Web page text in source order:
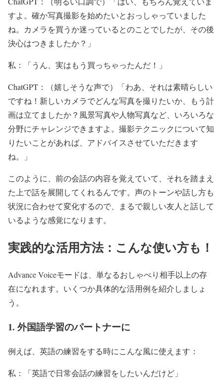
すよ。確か写真撮影を始めたいとおっしゃっていました
ね。カメラを買うか迷っているとのことでしたが、その後
決心はつきましたか？」
私：「うん、実はもう買っちゃったんだ！」
ChatGPT：（嬉しそうな声で）「わあ、それは素晴らしい
ですね！新しいカメラでどんな写真を撮りたいか、もう計
画は立てましたか？風景写真や人物写真など、いろいろな
分野にチャレンジできますよ。撮影テクニックについて知
りたいことがあれば、アドバイスさせていただきます
ね。」
このように、前の会話の内容を覚えていて、それを踏まえ
た上で話を展開してくれるんです。声のトーンや話し方も
状況に合わせて変化するので、まるで親しい友人と話して
いるような感覚になります。
実践的な活用方法：こんな使い方も！
Advance Voiceモードは、単なるおしゃべり相手以上の存
在になれます。いくつか具体的な活用例を紹介しましょ
う。
1. 外国語学習のパートナーに
例えば、英語の練習をする時にこんな風に使えます：
私：「英語で日常会話の練習をしたいんだけど」